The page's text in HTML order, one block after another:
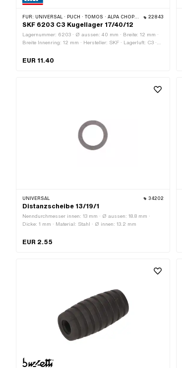
FÜR: UNIVERSAL · PUCH · TOMOS · ALPA CHOPPER / TURBO · CILO · MALAGUTI 22843
SKF 6203 C3 Kugellager 17/40/12
Lagernummer: 6203 · Ø aussen: 40 mm · Breite: 12 mm ·
Breite Innenring: 12 mm · Hersteller: SKF · Lagerluft: C3 ·
Rillenkugellager · Ø innen: 17 mm
EUR 11.40
UNIVERSAL 34202
Distanzscheibe 13/19/1
Nenndurchmesser innen: 13 mm · Ø aussen: 18.8 mm ·
Dicke: 1 mm · Material: Stahl · Ø innen: 13.2 mm
EUR 2.55